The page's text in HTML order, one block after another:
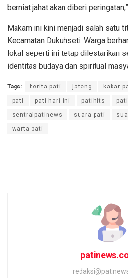
berniat jahat akan diberi
Makam ini kini menjadi salah satu
Kecamatan Dukuhseti. Warga
lokal seperti ini tetap dilestarikan
identitas budaya dan spiritual
Tags: berita pati jateng kabar
pati pati hari ini patihits
sentralpatinews suara pati
warta pati